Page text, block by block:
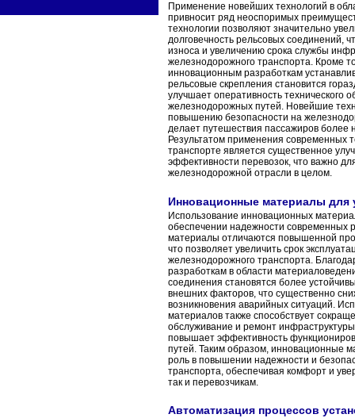
Применение новейших технологий в
привносит ряд неоспоримых
технологии позволяют значительно
долговечность рельсовых соединений,
износа и увеличению срока службы
железнодорожного транспорта. Кроме
инновационным разработкам
рельсовые скрепления становится
улучшает оперативность технического
железнодорожных путей. Новейшие
повышению безопасности на
делает путешествия пассажиров
Результатом применения современных
транспорте является существенное
эффективности перевозок, что важно
железнодорожной отрасли в целом.
Инновационные материалы для
Использование инновационных
обеспечении надежности современных
материалы отличаются повышенной
что позволяет увеличить срок
железнодорожного транспорта.
разработкам в области
соединения становятся более
внешних факторов, что существенно
возникновения аварийных ситуаций.
материалов также способствует
обслуживание и ремонт
повышает эффективность
путей. Таким образом, инновационные
роль в повышении надежности и
транспорта, обеспечивая комфорт и
так и перевозчикам.
Автоматизация процессов